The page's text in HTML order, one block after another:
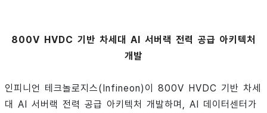
800V HVDC 기반 차세대 AI 서버랙 전력 공급 아키텍처
개발
인피니언 테크놀로지스(Infineon)이 800V HVDC 기반 차세
대 AI 서버랙 전력 공급 아키텍처 개발하며, AI 데이터센터가